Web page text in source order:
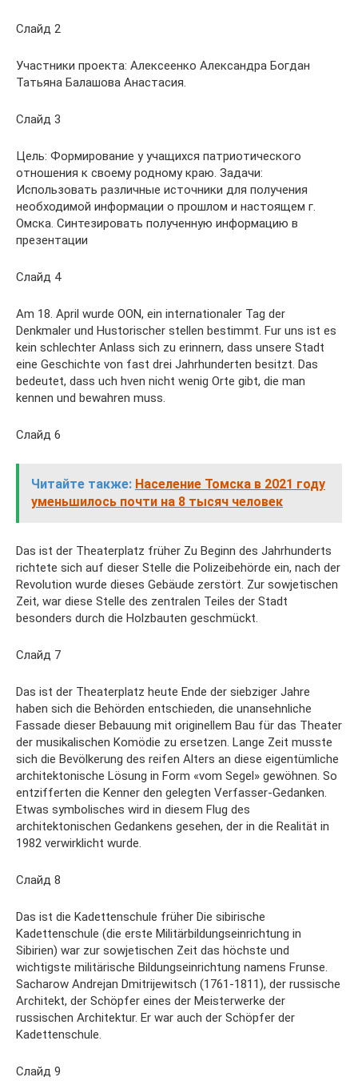
Слайд 2
Участники проекта: Алексеенко Александра Богдан
Татьяна Балашова Анастасия.
Слайд 3
Цель: Формирование у учащихся патриотического
отношения к своему родному краю. Задачи:
Использовать различные источники для получения
необходимой информации о прошлом и настоящем г.
Омска. Синтезировать полученную информацию в
презентации
Слайд 4
Am 18. April wurde OON, ein internationaler Tag der
Denkmaler und Hustorischer stellen bestimmt. Fur uns ist es
kein schlechter Anlass sich zu erinnern, dass unsere Stadt
eine Geschichte von fast drei Jahrhunderten besitzt. Das
bedeutet, dass uch hven nicht wenig Orte gibt, die man
kennen und bewahren muss.
Слайд 6
Читайте также: Население Томска в 2021 году
уменьшилось почти на 8 тысяч человек
Das ist der Theaterplatz früher Zu Beginn des Jahrhunderts
richtete sich auf dieser Stelle die Polizeibehörde ein, nach der
Revolution wurde dieses Gebäude zerstört. Zur sowjetischen
Zeit, war diese Stelle des zentralen Teiles der Stadt
besonders durch die Holzbauten geschmückt.
Слайд 7
Das ist der Theaterplatz heute Ende der siebziger Jahre
haben sich die Behörden entschieden, die unansehnliche
Fassade dieser Bebauung mit originellem Bau für das Theater
der musikalischen Komödie zu ersetzen. Lange Zeit musste
sich die Bevölkerung des reifen Alters an diese eigentümliche
architektonische Lösung in Form «vom Segel» gewöhnen. So
entzifferten die Kenner den gelegten Verfasser-Gedanken.
Etwas symbolisches wird in diesem Flug des
architektonischen Gedankens gesehen, der in die Realität in
1982 verwirklicht wurde.
Слайд 8
Das ist die Kadettenschule früher Die sibirische
Kadettenschule (die erste Militärbildungseinrichtung in
Sibirien) war zur sowjetischen Zeit das höchste und
wichtigste militärische Bildungseinrichtung namens Frunse.
Sacharow Andrejan Dmitrijewitsch (1761-1811), der russische
Architekt, der Schöpfer eines der Meisterwerke der
russischen Architektur. Er war auch der Schöpfer der
Kadettenschule.
Слайд 9